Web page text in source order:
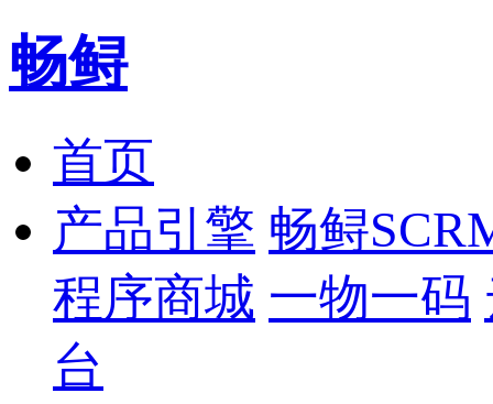
畅鲟
首页
产品引擎 畅鲟
程序商城 一物一码
台